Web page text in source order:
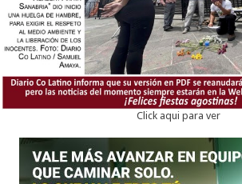
Click aqui para ver